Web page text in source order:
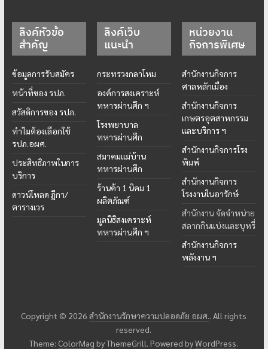
ลิงค์หัวข้อ
สำคัญ
ข้อมูลการรับสมัคร
หน้าที่ของ รปภ.
สวัสดิการของ รปภ.
ทำไมต้องเลือกใช้
รปภ.อผศ.
ประสิทธิภาพในการ
บริการ
ดาวน์โหลด ฎีกา/
ตารางเวร
ลิงค์เว็บ
แนะนำ
กระทรวงกลาโหม
องค์การสงเคราะห์
ทหารผ่านศึก ฯ
โรงพยาบาล
ทหารผ่านศึก
สมาคมแม่บ้าน
ทหารผ่านศึก
ร้านค้า 1 นิคม 1
ผลิตภัณฑ์
มูลนิธิสงเคราะห์
ทหารผ่านศึก ฯ
หน่วยงาน
กิจการพิเศษ
สำนักงานกิจการ
ศาลหลักเมือง
สำนักงานกิจการ
เกษตรอุตสาหกรรม
และบริการ ฯ
สำนักงานกิจการโรง
พิมพ์
สำนักงานกิจการ
โรงงานในอารักษ์
สำนักงาน จัดจำหน่าย
สลากกินแบ่งและบุหรี่
สำนักงานกิจการ
พลังงาน ฯ
Copyright © 2026สำนักงานรักษาความปลอดภัย อผศ.. All rights
reserved.
Theme: ColorMag by ThemeGrill. Powered byWordPress.